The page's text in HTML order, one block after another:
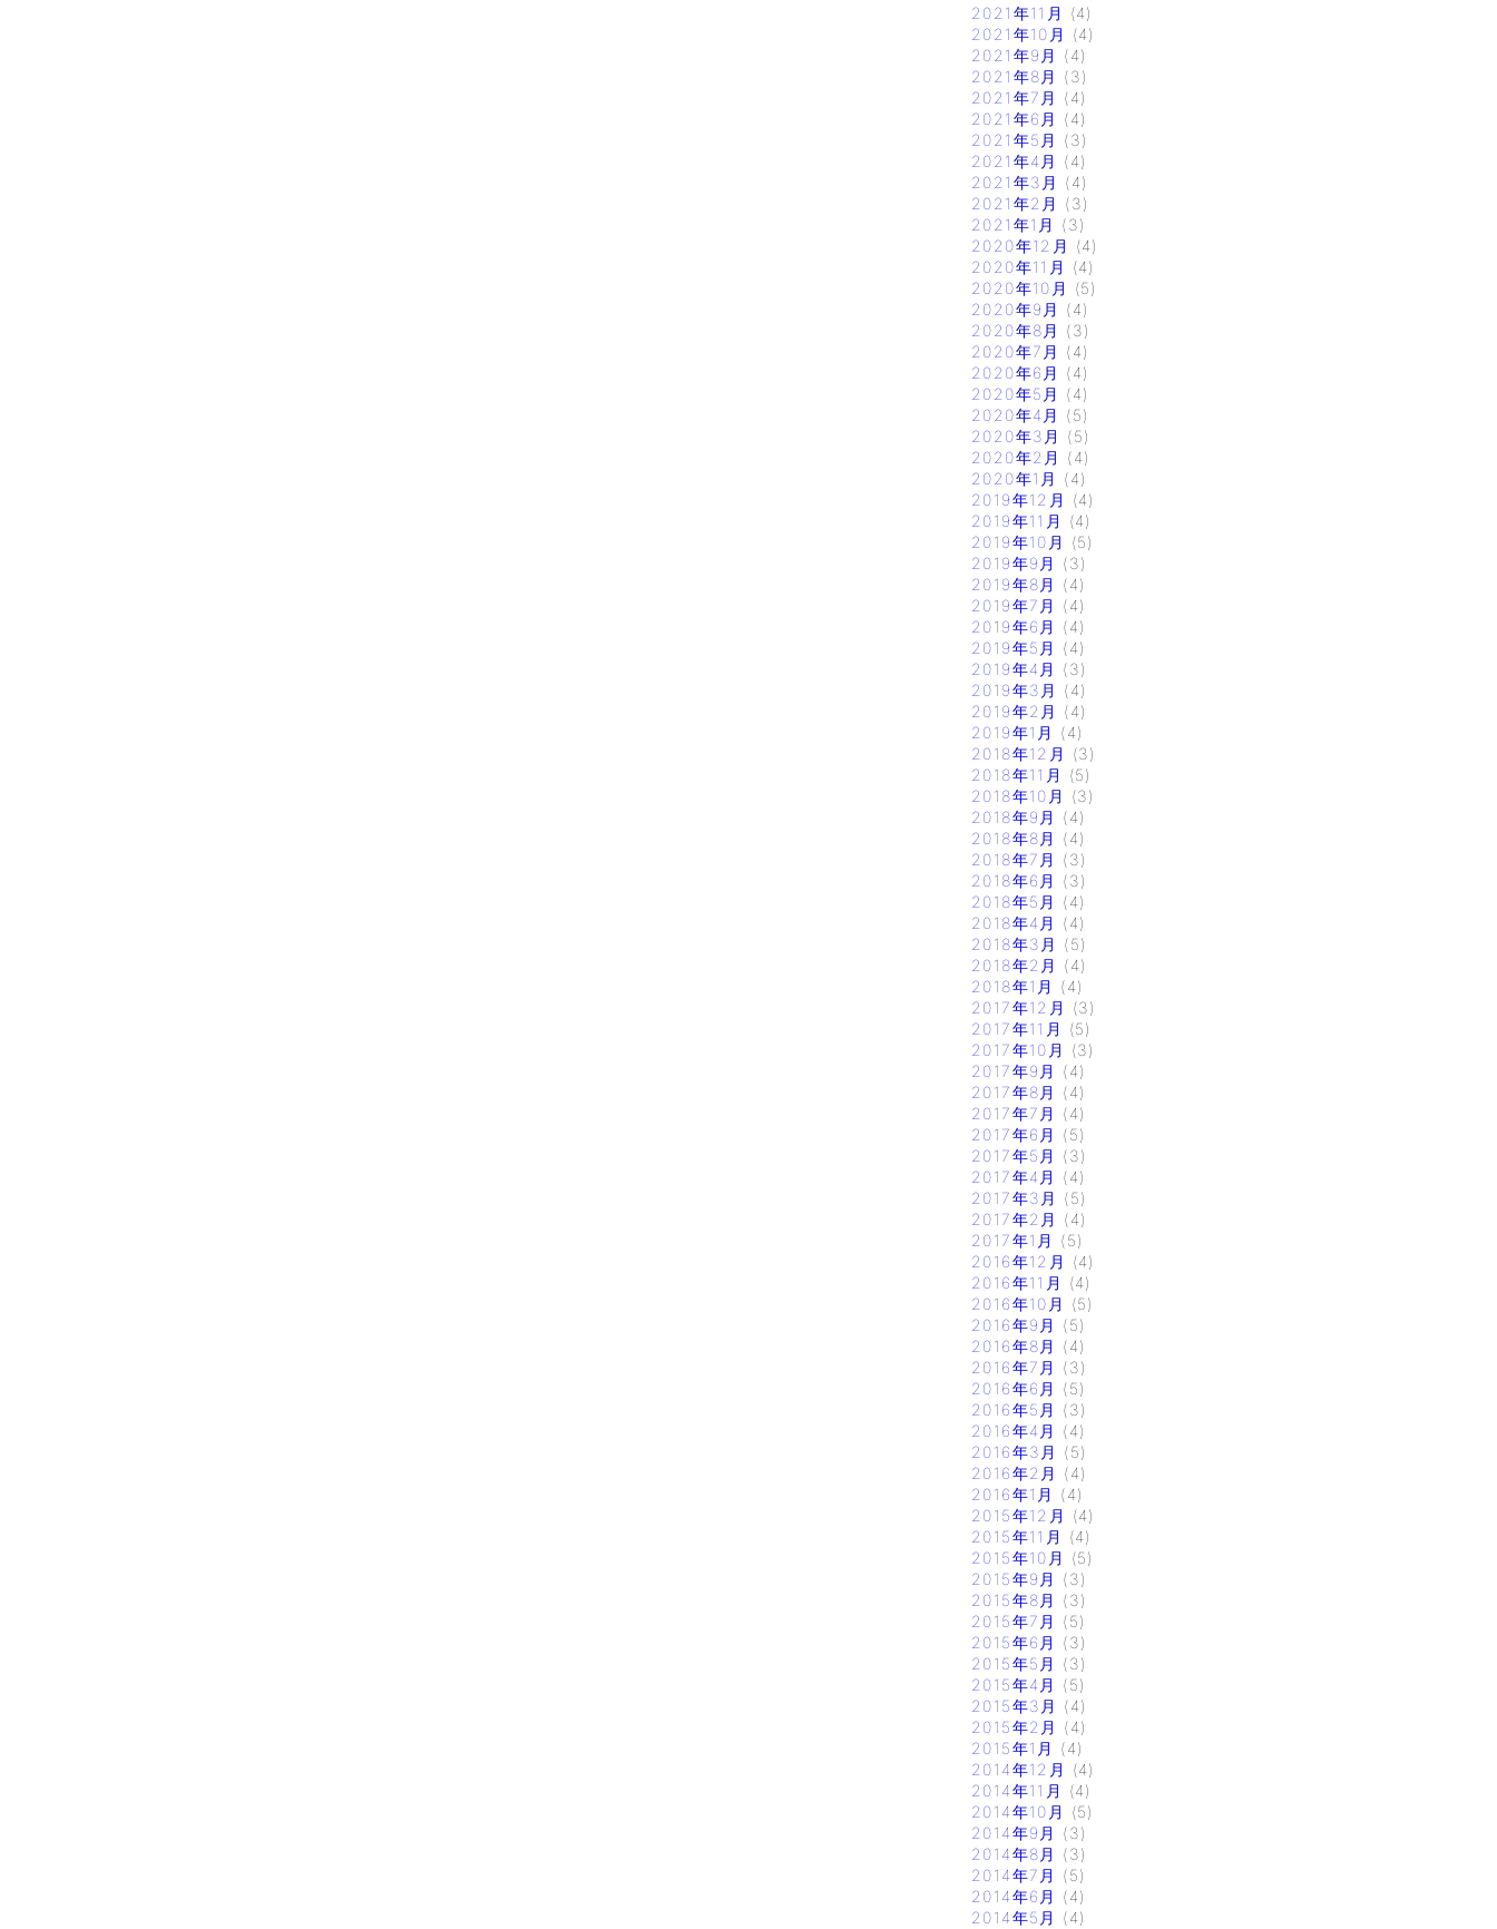
2021年11月
(4)
2021年10月
(4)
2021年9月
(4)
2021年8月
(3)
2021年7月
(4)
2021年6月
(4)
2021年5月
(3)
2021年4月
(4)
2021年3月
(4)
2021年2月
(3)
2021年1月
(3)
2020年12月
(4)
2020年11月
(4)
2020年10月
(5)
2020年9月
(4)
2020年8月
(3)
2020年7月
(4)
2020年6月
(4)
2020年5月
(4)
2020年4月
(5)
2020年3月
(5)
2020年2月
(4)
2020年1月
(4)
2019年12月
(4)
2019年11月
(4)
2019年10月
(5)
2019年9月
(3)
2019年8月
(4)
2019年7月
(4)
2019年6月
(4)
2019年5月
(4)
2019年4月
(3)
2019年3月
(4)
2019年2月
(4)
2019年1月
(4)
2018年12月
(3)
2018年11月
(5)
2018年10月
(3)
2018年9月
(4)
2018年8月
(4)
2018年7月
(3)
2018年6月
(3)
2018年5月
(4)
2018年4月
(4)
2018年3月
(5)
2018年2月
(4)
2018年1月
(4)
2017年12月
(3)
2017年11月
(5)
2017年10月
(3)
2017年9月
(4)
2017年8月
(4)
2017年7月
(4)
2017年6月
(5)
2017年5月
(3)
2017年4月
(4)
2017年3月
(5)
2017年2月
(4)
2017年1月
(5)
2016年12月
(4)
2016年11月
(4)
2016年10月
(5)
2016年9月
(5)
2016年8月
(4)
2016年7月
(3)
2016年6月
(5)
2016年5月
(3)
2016年4月
(4)
2016年3月
(5)
2016年2月
(4)
2016年1月
(4)
2015年12月
(4)
2015年11月
(4)
2015年10月
(5)
2015年9月
(3)
2015年8月
(3)
2015年7月
(5)
2015年6月
(3)
2015年5月
(3)
2015年4月
(5)
2015年3月
(4)
2015年2月
(4)
2015年1月
(4)
2014年12月
(4)
2014年11月
(4)
2014年10月
(5)
2014年9月
(3)
2014年8月
(3)
2014年7月
(5)
2014年6月
(4)
2014年5月
(4)